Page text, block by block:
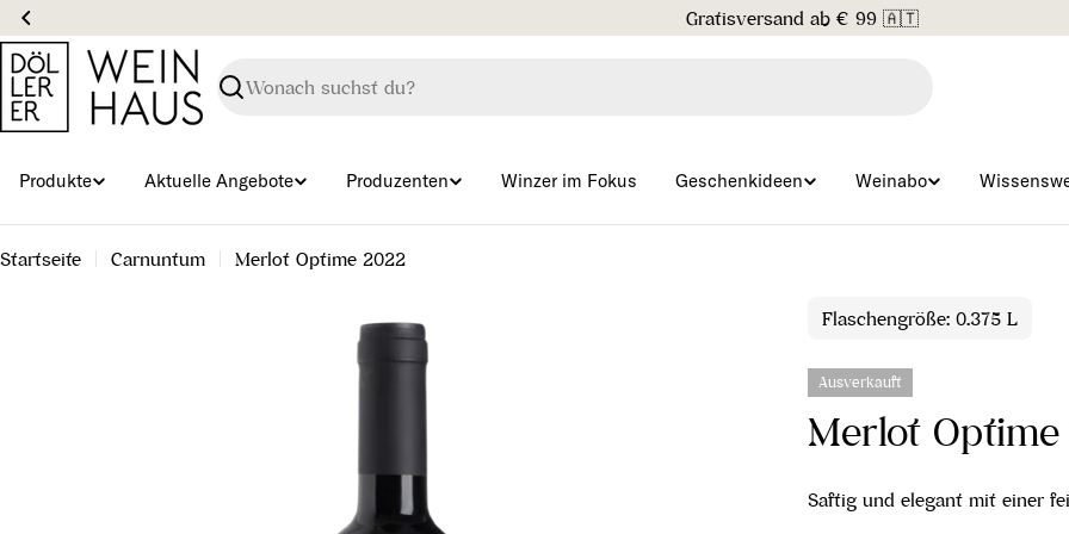
Zum
Inhalt
springen
Gratisversand ab € 99 🇦🇹
Suchen
Produkte Aktuelle Angebote Produzenten Winzer im Fokus Geschenkideen Weinabo
Startseite Carnuntum Merlot Optime 2022
Flaschengröße: 0.375 L
Ausverkauft
Merlot
Saftig und elegant mit einer